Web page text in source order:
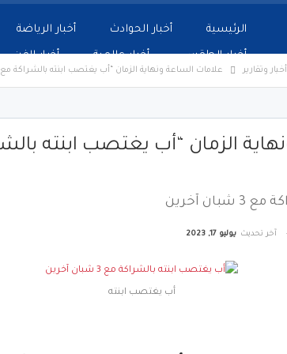
الرئيسية أخبار الحوادث أخبار الرياضة
أخبار الطقس أخبار عالمية أخبار الفن
أخبار وتقارير علامات الساعة ونهاية الزمان “أب يغتصب ابنته بالشراكة مع 3 شبان آخرين”
آخرين
آخر تحديث يوليو 17, 2023
أب يغتصب ابنته